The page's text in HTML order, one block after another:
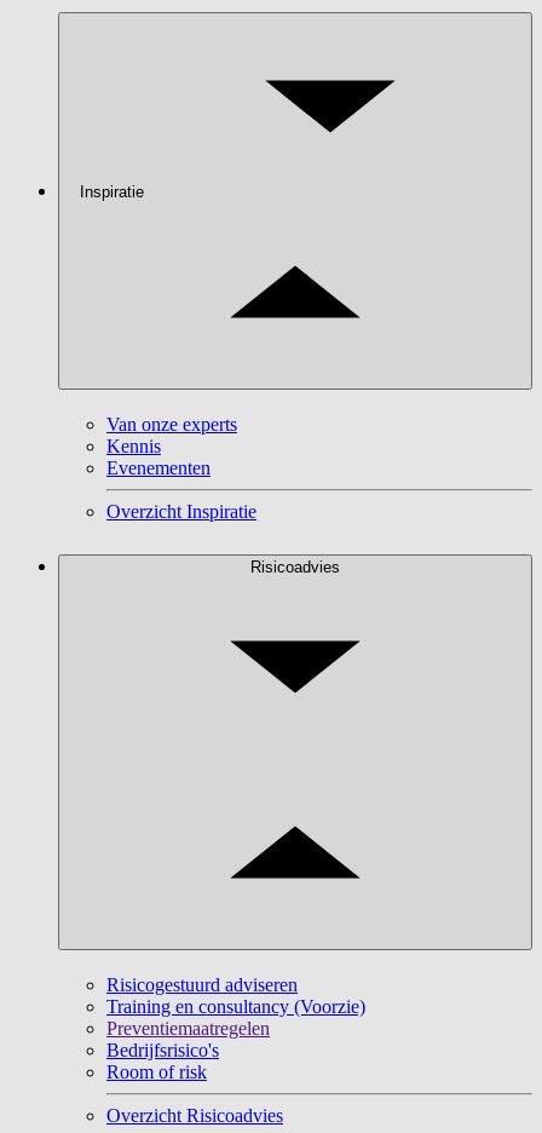
Inspiratie
Van onze experts
Kennis
Evenementen
Overzicht Inspiratie
Risicoadvies
Risicogestuurd adviseren
Training en consultancy (Voorzie)
Preventiemaatregelen
Bedrijfsrisico's
Room of risk
Overzicht Risicoadvies